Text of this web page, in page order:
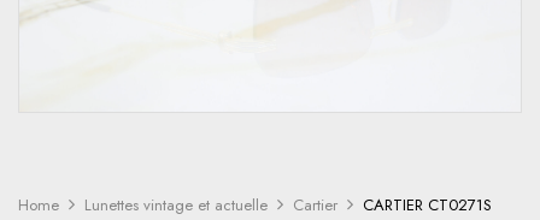
Home Lunettes vintage et actuelle Cartier
CARTIER CT0271S